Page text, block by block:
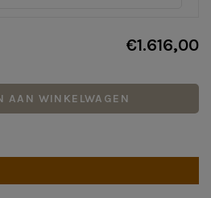
€1.616,00
AAN WINKELWAGEN